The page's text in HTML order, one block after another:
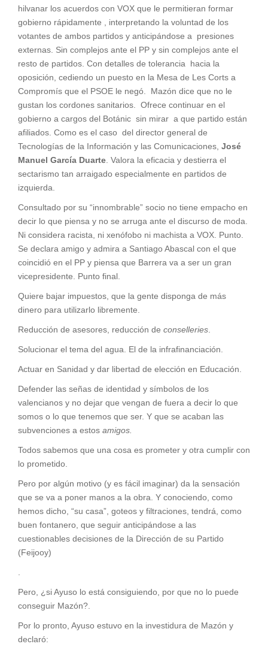
hilvanar los acuerdos con VOX que le permitieran formar
gobierno rápidamente , interpretando la voluntad de los
votantes de ambos partidos y anticipándose a presiones
externas. Sin complejos ante el PP y sin complejos ante el
resto de partidos. Con detalles de tolerancia hacia la
oposición, cediendo un puesto en la Mesa de Les Corts a
Compromís que el PSOE le negó. Mazón dice que no le
gustan los cordones sanitarios. Ofrece continuar en el
gobierno a cargos del Botánic sin mirar a que partido están
afiliados. Como es el caso del director general de
Tecnologías de la Información y las Comunicaciones, José
Manuel García Duarte . Valora la eficacia y destierra el
sectarismo tan arraigado especialmente en partidos de
izquierda.
Consultado por su “innombrable” socio no tiene empacho en
decir lo que piensa y no se arruga ante el discurso de moda.
Ni considera racista, ni xenófobo ni machista a VOX. Punto.
Se declara amigo y admira a Santiago Abascal con el que
coincidió en el PP y piensa que Barrera va a ser un gran
vicepresidente. Punto final.
Quiere bajar impuestos, que la gente disponga de más
dinero para utilizarlo libremente.
Reducción de asesores, reducción de conselleries
Solucionar el tema del agua. El de la infrafinanciación.
Actuar en Sanidad y dar libertad de elección en Educación.
Defender las señas de identidad y símbolos de los
valencianos y no dejar que vengan de fuera a decir lo que
somos o lo que tenemos que ser. Y que se acaban las
subvenciones a estos amigos.
Todos sabemos que una cosa es prometer y otra cumplir con
lo prometido.
Pero por algún motivo (y es fácil imaginar) da la sensación
que se va a poner manos a la obra. Y conociendo, como
hemos dicho, “su casa”, goteos y filtraciones, tendrá, como
buen fontanero, que seguir anticipándose a las
cuestionables decisiones de la Dirección de su Partido
(Feijooy)
Pero, ¿si Ayuso lo está consiguiendo, por que no lo puede
conseguir Mazón?.
Por lo pronto, Ayuso estuvo en la investidura de Mazón y
declaró: